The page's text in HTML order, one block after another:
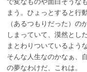
まう。ひょっとすると行
（あるつもりだった）の
しまっていて、漠然とし
まとわりついているよう
そんな人生なのかなぁ、
の夢なわけだ、これは。